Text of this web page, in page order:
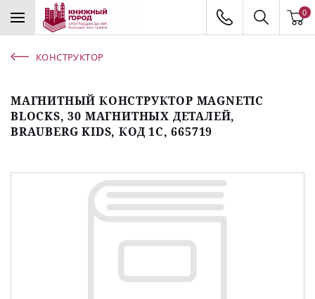
0
КОНСТРУКТОР
МАГНИТНЫЙ КОНСТРУКТОР MAGNETIC
BLOCKS, 30 МАГНИТНЫХ ДЕТАЛЕЙ,
BRAUBERG KIDS, КОД 1С, 665719